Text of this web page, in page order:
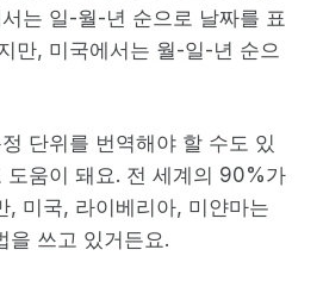
는 일-월-년 순으로 날짜를 표
만, 미국에서는 월-일-년 순으
단위를 번역해야 할 수도 있
도움이 돼요. 전 세계의 90%가
, 미국, 라이베리아, 미얀마는
을 쓰고 있거든요.